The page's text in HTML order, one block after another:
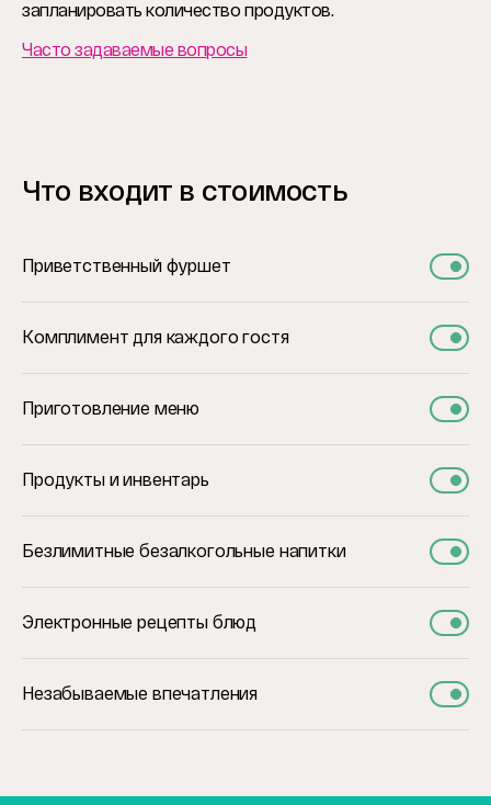
запланировать количество продуктов.
Часто задаваемые вопросы
Что входит в стоимость
Приветственный фуршет
Комплимент для каждого гостя
Приготовление меню
Продукты и инвентарь
Безлимитные безалкогольные напитки
Электронные рецепты блюд
Незабываемые впечатления